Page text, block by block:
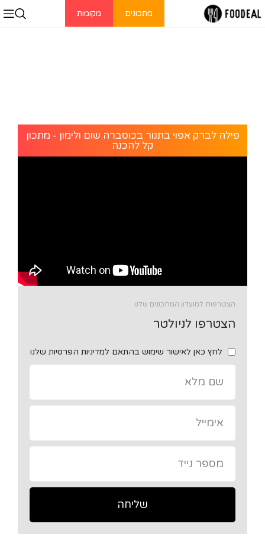
מתכונים מקומות
פילה לברק אפוי בתנור בכוסברה שום ולימון - מתכון
קל להכנה
הצטרפות למועדון המתכונים שלנו
הצטרפו לניולטר
לחץ כאן לאישור שימוש בהתאם למדיניות הפרטיות שלנו
שליחה